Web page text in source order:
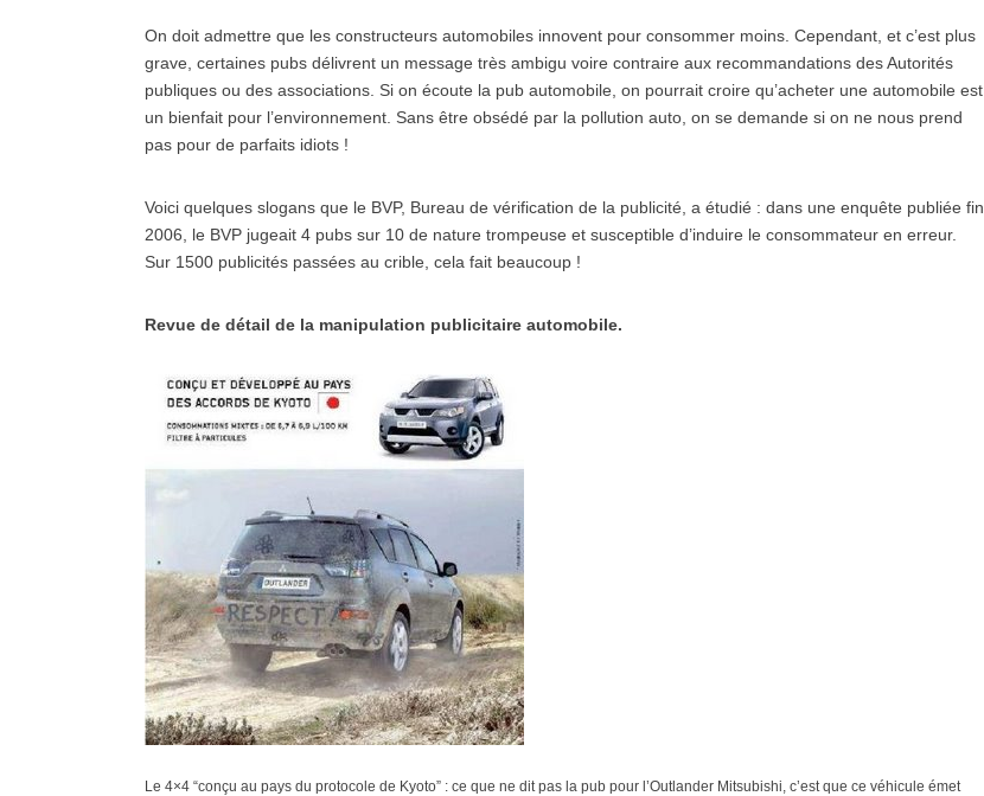
On doit admettre que les constructeurs automobiles innovent pour consommer moins. Cependant, et c’est plus
grave, certaines pubs délivrent un message très ambigu voire contraire aux recommandations des Autorités
publiques ou des associations. Si on écoute la pub automobile, on pourrait croire qu’acheter une automobile est
un bienfait pour l’environnement. Sans être obsédé par la pollution auto, on se demande si on ne nous prend
pas pour de parfaits idiots !
Voici quelques slogans que le BVP, Bureau de vérification de la publicité, a étudié : dans une enquête publiée fin
2006, le BVP jugeait 4 pubs sur 10 de nature trompeuse et susceptible d’induire le consommateur en erreur.
Sur 1500 publicités passées au crible, cela fait beaucoup !
Revue de détail de la manipulation publicitaire automobile.
Le 4×4 “conçu au pays du protocole de Kyoto” : ce que ne dit pas la pub pour l’Outlander Mitsubishi, c’est que ce véhicule émet